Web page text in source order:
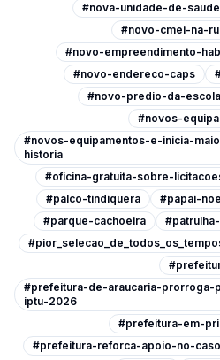
#nova-unidade-de-
#novo-cmei-na-
#novo-empreendimento-
#novo-endereco-caps
#novo-predio-da-
#novos-
#novos-equipamentos-e-inicia-
historia
#oficina-gratuita-sobre-
#palco-tindiquera
#papai-
#parque-cachoeira
#prefeitura-de-araucaria-
iptu-2026
#prefeitura-em-
#prefeitura-reforca-apoio-no-